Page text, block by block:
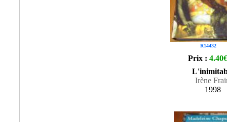
R14432
Prix : 4.40€
Irène
1998